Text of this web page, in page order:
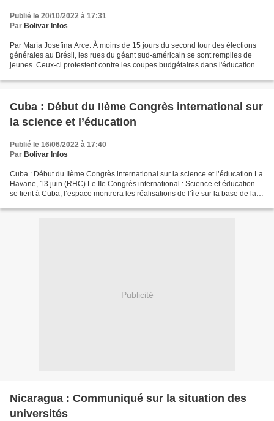
Publié le 20/10/2022 à 17:31
Par Bolivar Infos
Par María Josefina Arce. À moins de 15 jours du second tour des élections
générales au Brésil, les rues du géant sud-américain se sont remplies de
jeunes. Ceux-ci protestent contre les coupes budgétaires dans l'éducation
Cuba : Début du IIème Congrès international sur
la science et l’éducation
Publié le 16/06/2022 à 17:40
Par Bolivar Infos
Cuba : Début du IIème Congrès international sur la science et l’éducation La
Havane, 13 juin (RHC) Le IIe Congrès international : Science et éducation
se tient à Cuba, l’espace montrera les réalisations de l’île sur la base de la
Publicité
Nicaragua : Communiqué sur la situation des
universités